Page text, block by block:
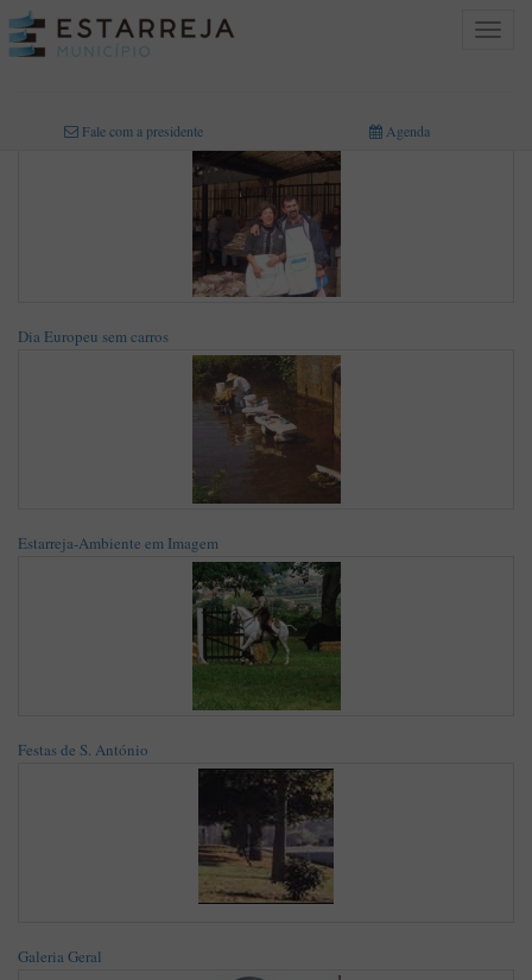
Toggle
Fale com a presidente Agenda
Dia Europeu sem carros
Estarreja-Ambiente em Imagem
Festas de S. António
Galeria Geral